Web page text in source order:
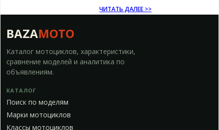
ЧИТАТЬ ДАЛЕЕ >>
BAZAMOTO
Каталог мотоциклов, характеристики,
сравнение моделей и аналитика по
объявлениям.
КАТАЛОГ
Поиск по моделям
Марки мотоциклов
Классы мотоциклов